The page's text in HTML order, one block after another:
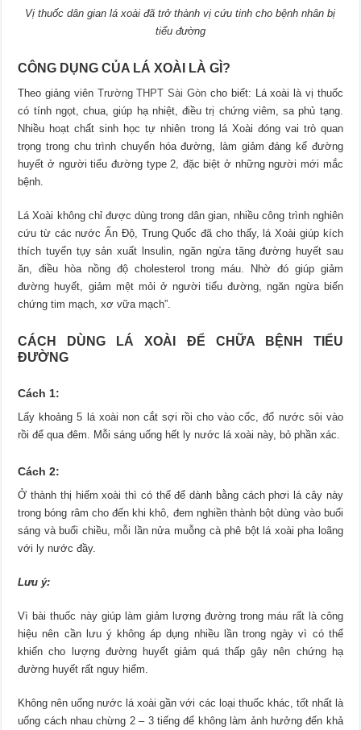
Vị thuốc dân gian lá xoài đã trở thành vị cứu tinh cho bệnh nhân bị
tiểu đường
CÔNG DỤNG CỦA LÁ XOÀI LÀ GÌ?
Theo giảng viên Trường THPT Sài Gòn cho biết: Lá xoài là vị thuốc
có tính ngọt, chua, giúp hạ nhiệt, điều trị chứng viêm, sa phủ tạng.
Nhiều hoạt chất sinh học tự nhiên trong lá Xoài đóng vai trò quan
trọng trong chu trình chuyển hóa đường, làm giảm đáng kể đường
huyết ở người tiểu đường type 2, đặc biệt ở những người mới mắc
bệnh.
Lá Xoài không chỉ được dùng trong dân gian, nhiều công trình nghiên
cứu từ các nước Ấn Độ, Trung Quốc đã cho thấy, lá Xoài giúp kích
thích tuyến tụy sản xuất lnsulin, ngăn ngừa tăng đường huyết sau
ăn, điều hòa nồng độ cholesterol trong máu. Nhờ đó giúp giảm
đường huyết, giảm mệt mỏi ở người tiểu đường, ngăn ngừa biến
chứng tim mạch, xơ vữa mạch”.
CÁCH DÙNG LÁ XOÀI ĐỂ CHỮA BỆNH TIỂU
ĐƯỜNG
Cách 1:
Lấy khoảng 5 lá xoài non cắt sợi rồi cho vào cốc, đổ nước sôi vào
rồi để qua đêm. Mỗi sáng uống hết ly nước lá xoài này, bỏ phần xác.
Cách 2:
Ở thành thị hiếm xoài thì có thể để dành bằng cách phơi lá cây này
trong bóng râm cho đến khi khô, đem nghiền thành bột dùng vào buổi
sáng và buổi chiều, mỗi lần nửa muỗng cà phê bột lá xoài pha loãng
với ly nước đầy.
Lưu ý:
Vì bài thuốc này giúp làm giảm lượng đường trong máu rất là công
hiệu nên cần lưu ý không áp dụng nhiều lần trong ngày vì có thể
khiến cho lượng đường huyết giảm quá thấp gây nên chứng hạ
đường huyết rất nguy hiểm.
Không nên uống nước lá xoài gần với các loại thuốc khác, tốt nhất là
uống cách nhau chừng 2 – 3 tiếng để không làm ảnh hưởng đến khả